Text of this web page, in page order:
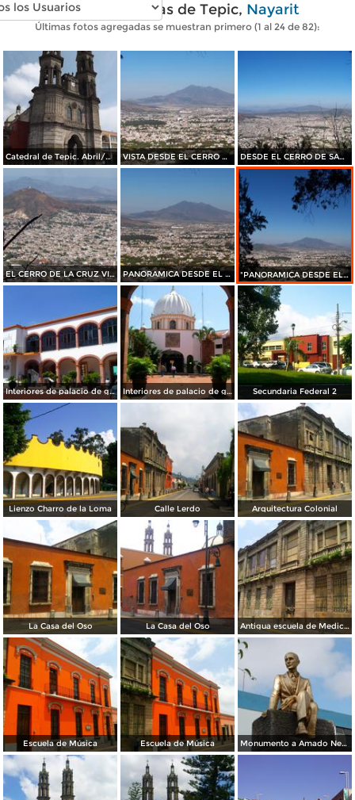
Fotos modernas de Tepic, Nayarit
Últimas fotos agregadas se muestran primero (1 al 24 de 82):
Catedral de Tepic. Abril/2015 VISTA DESDE EL CERRO DE SAN JUAN DESDE EL CERRO DE SAN JUAN
EL CERRO DE LA CRUZ VISTO DESDE EL CERRO DE SAN JUAN PANORAMICA DESDE EL CERRO DE SAN JUAN "PANORAMICA DESDE EL CERRO DE SAN JUAN"
Interiores de palacio de gobierno Interiores de palacio de gobierno Secundaria Federal 2
Lienzo Charro de la Loma Calle Lerdo Arquitectura Colonial
La Casa del Oso La Casa del Oso Antigua escuela de Medicina
Escuela de Música Escuela de Música Monumento a Amado Nervo